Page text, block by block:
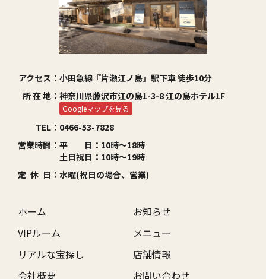
アクセス： 小田急線『片瀬江ノ島』駅下車 徒歩10分
所 在 地： 神奈川県藤沢市江の島1-3-8 江の島ホテル1F
Googleマップを見る
TEL： 0466-53-7828
営業時間： 平 日：10時～18時
土日祝日：10時～19時
定 休 日： 水曜(祝日の場合、営業)
ホーム
お知らせ
VIPルーム
メニュー
リアルな宝探し
店舗情報
会社概要
お問い合わせ